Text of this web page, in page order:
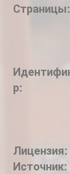
Страницы:
р:
Лицензия:
Источник: